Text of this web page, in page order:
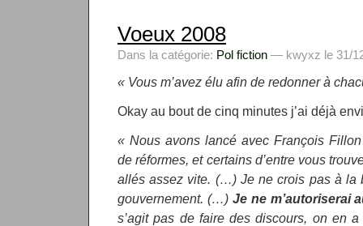
Voeux 2008
Dans la catégorie: Pol fiction — kwyxz le 31/
« Vous m’avez élu afin de redonner à
Okay au bout de cinq minutes j’ai déjà
« Nous avons lancé avec François
de réformes, et certains d’entre vous
allés assez vite. (…) Je ne crois pas à la
gouvernement. (…) Je ne m’autoriserai
s’agit pas de faire des discours, on en a